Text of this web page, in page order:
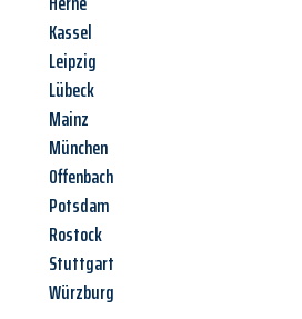
Kassel
Leipzig
Lübeck
Mainz
München
Offenbach
Potsdam
Rostock
Stuttgart
Würzburg